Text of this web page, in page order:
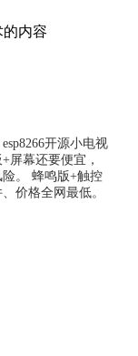
内容
开源小电视
屏幕还要便宜，
。 蜂鸣版+触控
价格全网最低。